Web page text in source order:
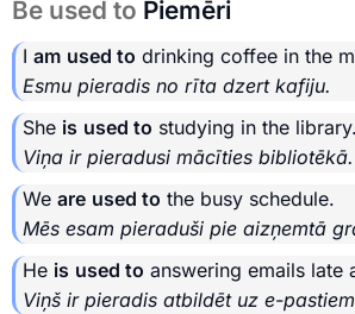
Be used to Piemēri
I am used to drinking coffee in the
Esmu pieradis no rīta dzert kafiju.
She is used to studying in the library.
Viņa ir pieradusi mācīties bibliotēkā.
We are used to the busy schedule.
Mēs esam pieraduši pie aizņemtā
He is used to answering emails late
Viņš ir pieradis atbildēt uz e-